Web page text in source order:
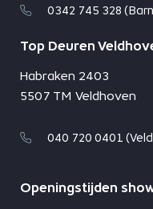
0342 745 328
Top Deuren
Habraken 2403
5507 TM Veldhoven
040 720 0401
Openingstijden